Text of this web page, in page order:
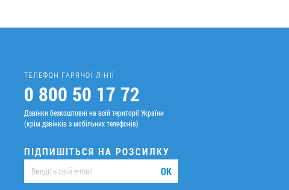
ТЕЛЕФОН ГАРЯЧОЇ ЛІНІЇ
0 800 50 17 72
Дзвінки безкоштовні на всій території України
(крім дзвінків з мобільних телефонів)
ПІДПИШІТЬСЯ НА РОЗСИЛКУ
ОК